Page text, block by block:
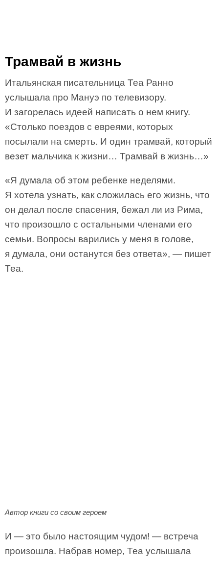
Трамвай в жизнь
Итальянская писательница Теа Ранно
услышала про Мануэ по телевизору.
И загорелась идеей написать о нем книгу.
«Столько поездов с евреями, которых
посылали на смерть. И один трамвай, который
везет мальчика к жизни… Трамвай в жизнь…»
«Я думала об этом ребенке неделями.
Я хотела узнать, как сложилась его жизнь, что
он делал после спасения, бежал ли из Рима,
что произошло с остальными членами его
семьи. Вопросы варились у меня в голове,
я думала, они останутся без ответа», — пишет
Теа.
Автор книги со своим героем
И — это было настоящим чудом! — встреча
произошла. Набрав номер, Теа услышала